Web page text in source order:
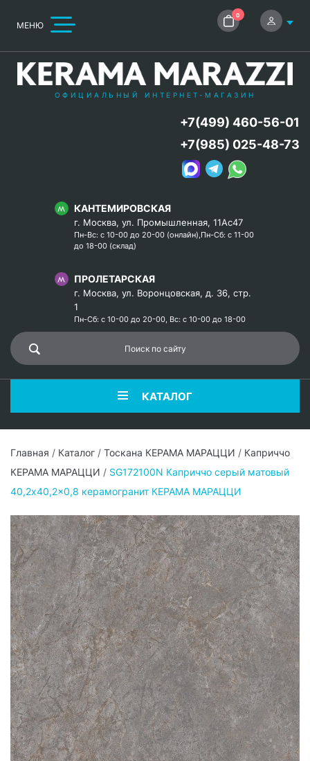
МЕНЮ
0
ОФИЦИАЛЬНЫЙ ИНТЕРНЕТ-МАГАЗИН
КАНТЕМИРОВСКАЯ
г. Москва, ул. Промышленная, 11Ас47
Пн-Вс: с 10-00 до 20-00 (онлайн),Пн-Сб: с 11-00
до 18-00 (склад)
ПРОЛЕТАРСКАЯ
г. Москва, ул. Воронцовская, д. 36, стр.
1
Пн-Сб: с 10-00 до 20-00, Вс: с 10-00 до 18-00
+7(499) 460-56-01
+7(985) 025-48-73
КАТАЛОГ
Главная / Каталог / Тоскана КЕРАМА МАРАЦЦИ / Каприччо
КЕРАМА МАРАЦЦИ / SG172100N Каприччо серый матовый
40,2x40,2x0,8 керамогранит КЕРАМА МАРАЦЦИ